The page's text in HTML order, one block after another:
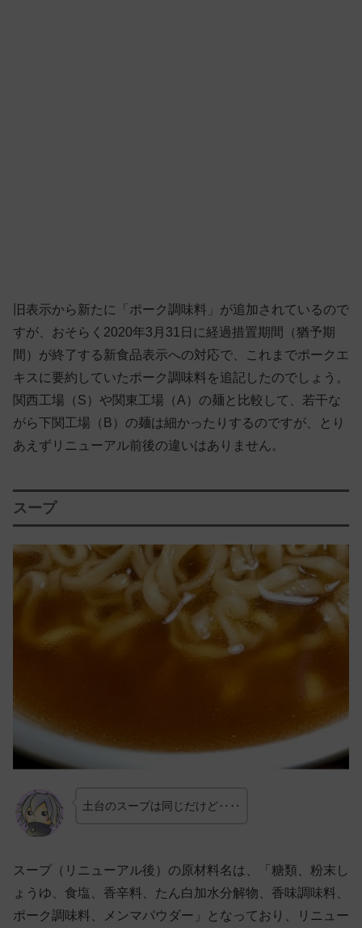
旧表示から新たに「ポーク調味料」が追加されているので
すが、おそらく2020年3月31日に経過措置期間（猶予期
間）が終了する新食品表示への対応で、これまでポークエ
キスに要約していたポーク調味料を追記したのでしょう。
関西工場（S）や関東工場（A）の麺と比較して、若干な
がら下関工場（B）の麺は細かったりするのですが、とり
あえずリニューアル前後の違いはありません。
スープ
土台のスープは同じだけど‥‥
スープ（リニューアル後）の原材料名は、「糖類、粉末し
ょうゆ、食塩、香辛料、たん白加水分解物、香味調味料、
ポーク調味料、メンマパウダー」となっており、リニュー